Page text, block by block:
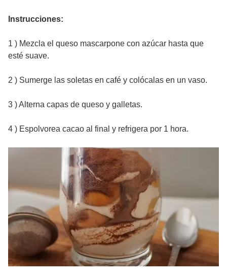
Instrucciones:
1 ) Mezcla el queso mascarpone con azúcar hasta que
esté suave.
2 ) Sumerge las soletas en café y colócalas en un vaso.
3 ) Alterna capas de queso y galletas.
4 ) Espolvorea cacao al final y refrigera por 1 hora.